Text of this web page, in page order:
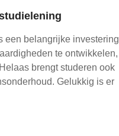
een belangrijke investering
te ontwikkelen,
brengt studeren ook
Gelukkig is er